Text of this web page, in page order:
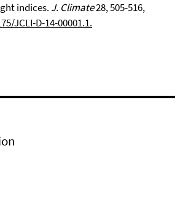
indices. J. Climate28, 505-516,
JCLI-D-14-00001.1.